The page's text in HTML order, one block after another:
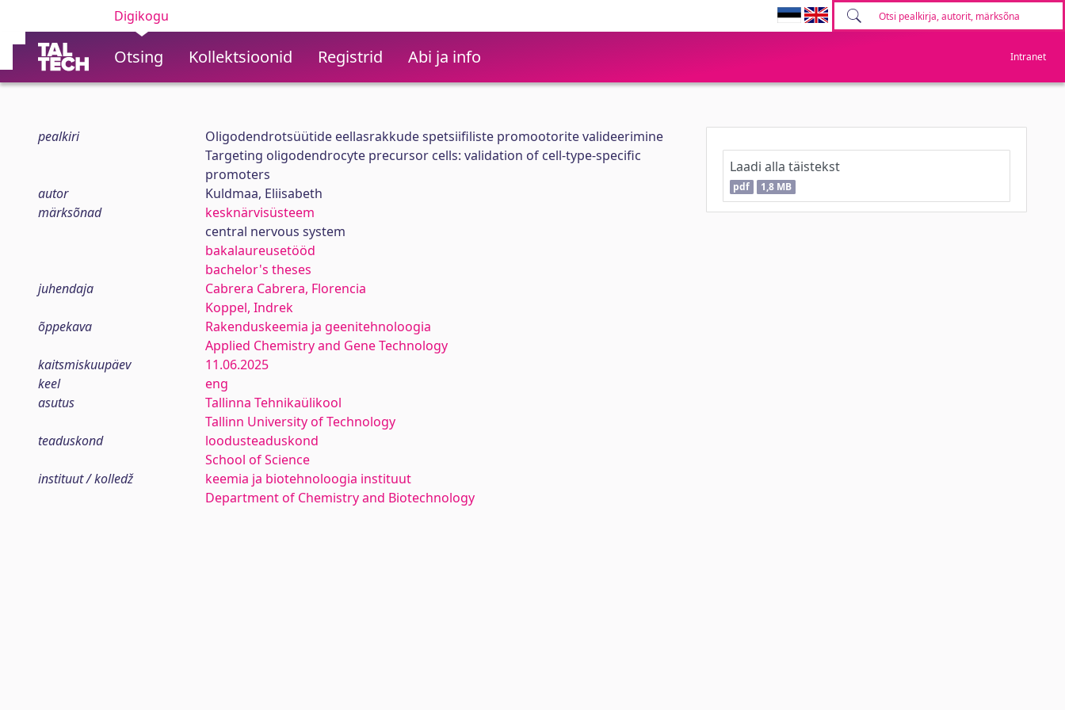
Digikogu
Otsing Kollektsioonid Registrid Abi ja info Intranet
pealkiri
Oligodendrotsüütide eellasrakkude spetsiifiliste promootorite valideerimine
Targeting oligodendrocyte precursor cells: validation of cell-type-specific
promoters
autor
Kuldmaa, Eliisabeth
märksõnad
kesknärvisüsteem
central nervous system
bakalaureusetööd
bachelor's theses
juhendaja
Cabrera Cabrera, Florencia
Koppel, Indrek
õppekava
Rakenduskeemia ja geenitehnoloogia
Applied Chemistry and Gene Technology
kaitsmiskuupäev
11.06.2025
keel
eng
asutus
Tallinna Tehnikaülikool
Tallinn University of Technology
teaduskond
loodusteaduskond
School of Science
instituut / kolledž
keemia ja biotehnoloogia instituut
Department of Chemistry and Biotechnology
Laadi alla täistekst
pdf 1,8 MB